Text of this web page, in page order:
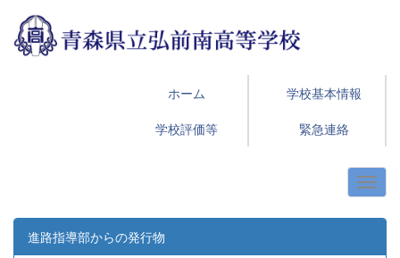
ホーム
学校基本情報
学校評価等
緊急連絡
進路指導部からの発行物